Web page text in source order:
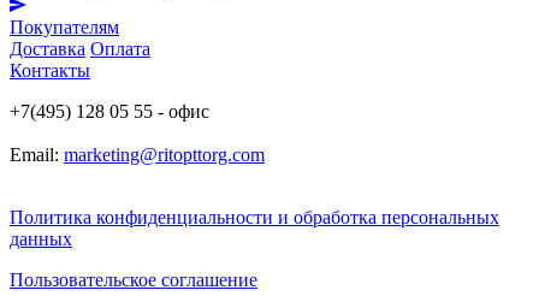
Покупателям
Доставка Оплата
Контакты
+7(495) 128 05 55 - офис
Email: marketing@ritopttorg.com
Политика конфиденциальности и обработка персональных
данных
Пользовательское соглашение